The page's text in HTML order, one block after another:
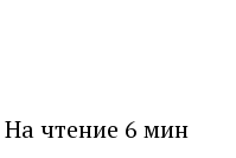
На чтение 6 мин